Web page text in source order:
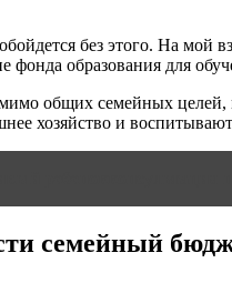
без этого. На мой
образования для
общих семейных
хозяйство и
семейный